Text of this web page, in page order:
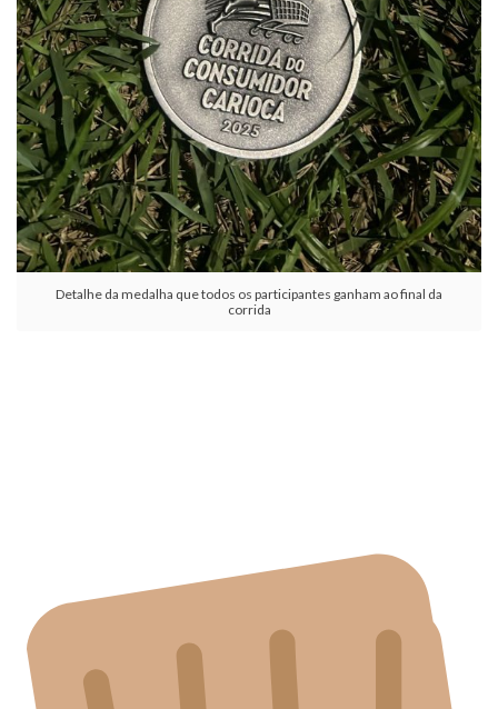
Detalhe da medalha que todos os participantes ganham ao final da
corrida